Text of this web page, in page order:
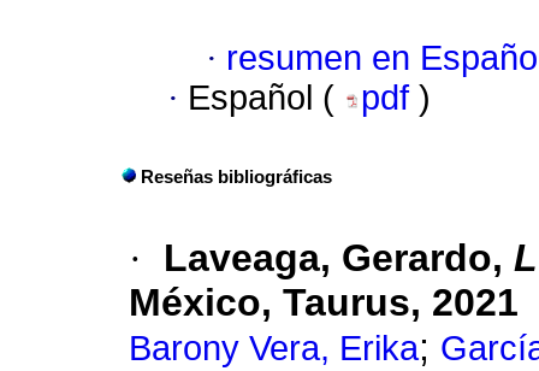
· resumen en
· Español ( pdf )
Reseñas bibliográficas
· Laveaga, Gerardo,
México, Taurus, 2021
Barony Vera, Erika;